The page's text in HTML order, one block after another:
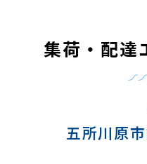
集荷・配達
五所川原